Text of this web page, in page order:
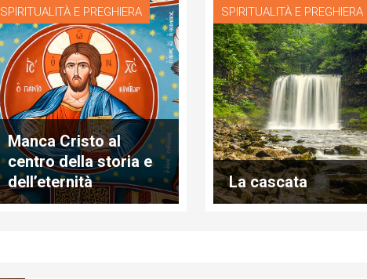
SPIRITUALITÀ E PREGHIERA
Manca Cristo al
centro della storia e
dell’eternità
SPIRITUALITÀ E PREGHIERA
La cascata